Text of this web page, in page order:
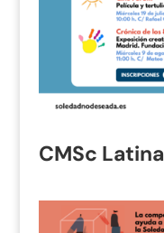
CMSc Latina